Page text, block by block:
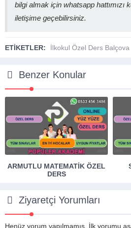
bilgi almak için whatsapp hattımızı
iletişime geçebilirsiniz.
ETİKETLER: İlkokul Özel Ders Balçova
Benzer Konular
ARMUTLU MATEMATIK ÖZEL
DERS
Ziyaretçi Yorumları
Henüz yorum yapılmamış. İlk yorumu